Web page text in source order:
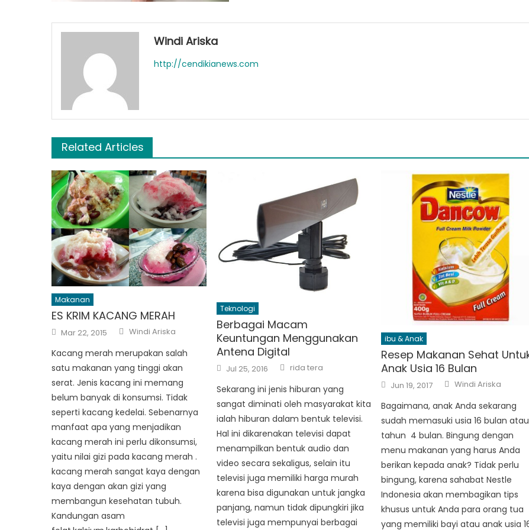
Windi Ariska
http://cendikianews.com
Related Articles
Makanan
ES KRIM KACANG MERAH
Posted
on
Mar 22, 2015 Author
Windi Ariska
Kacang merah merupakan salah
satu makanan yang tinggi akan
serat. Jenis kacang ini memang
belum banyak di konsumsi. Tidak
seperti kacang kedelai. Sebenarnya
manfaat apa yang menjadikan
kacang merah ini perlu dikonsumsi,
yaitu nilai gizi pada kacang merah .
kacang merah sangat kaya dengan
kaya dengan akan gizi yang
membangun kesehatan tubuh.
Kandungan asam
Teknologi
Berbagai Macam
Keuntungan Menggunakan
Antena Digital
Posted
on
Jul 25, 2016 Author
rida tera
Sekarang ini jenis hiburan yang
sangat diminati oleh masyarakat kita
ialah hiburan dalam bentuk televisi.
Hal ini dikarenakan televisi dapat
menampilkan bentuk audio dan
video secara sekaligus, selain itu
televisi juga memiliki harga murah
karena bisa digunakan untuk jangka
panjang, namun tidak dipungkiri jika
televisi juga mempunyai berbagai
ibu & Anak
Resep Makanan Sehat
Anak Usia 16 Bulan
Posted
on
Jun 19, 2017 Author
Windi Ariska
Bagaimana, anak Anda sekarang
sudah memasuki usia 16 bulan atau
tahun 4 bulan. Bingung dengan
menu makanan yang harus Anda
berikan kepada anak? Tidak perlu
bingung, karena sahabat Nestle
Indonesia akan membagikan tips
khusus untuk Anda para orang tua
yang memiliki bayi atau anak usia